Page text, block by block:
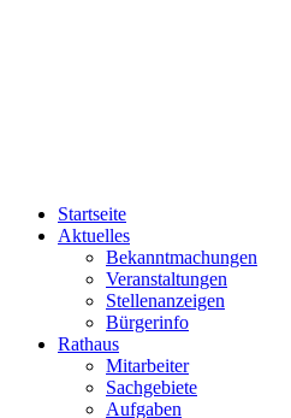
Startseite
Aktuelles
Bekanntmachungen
Veranstaltungen
Stellenanzeigen
Bürgerinfo
Rathaus
Mitarbeiter
Sachgebiete
Aufgaben